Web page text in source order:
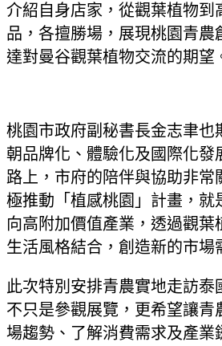
介紹自身店家，從觀葉植物到
品，各擅勝場，展現桃園青農
達對曼谷觀葉植物交流的期望
桃園市政府副秘書長金志聿也
朝品牌化、體驗化及國際化發
路上，市府的陪伴與協助非常
極推動「植感桃園」計畫，就
向高附加價值產業，透過觀葉
生活風格結合，創造新的市場
此次特別安排青農實地走訪泰
不只是參觀展覽，更希望讓青
場趨勢、了解消費需求及產業